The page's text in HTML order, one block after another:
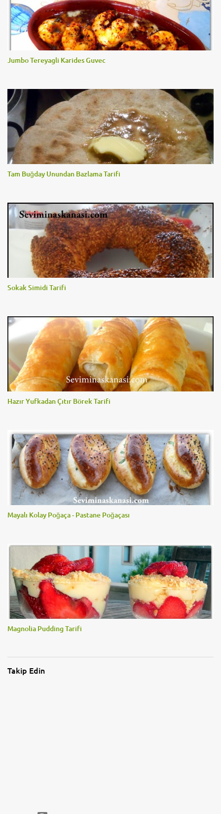
Jumbo Tereyagli Karides Guvec
Tam Buğday Unundan Bazlama Tarifi
Sokak Simidi Tarifi
Hazır Yufkadan Çıtır Börek Tarifi
Mayalı Kolay Poğaça - Pastane Poğaçası
Magnolia Pudding Tarifi
Takip Edin